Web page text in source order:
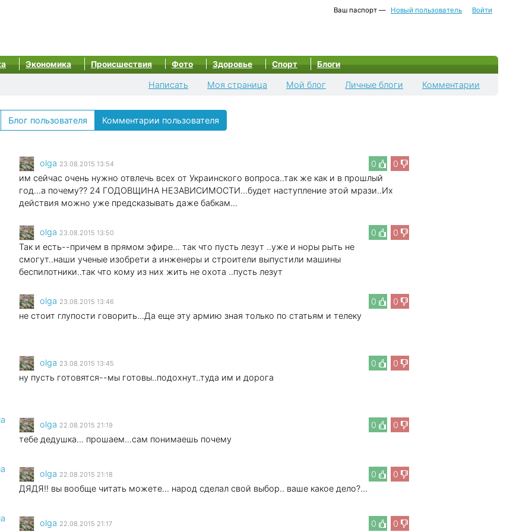
Ваш паспорт — Новый пользователь Войти
Экономика Происшествия Фото Здоровье Спорт Блоги
Написать Моя страница Мой блог Личные блоги Комментарии
Блог пользователя Комментарии пользователя
0 0
olga 23.08.2015 13:54
им сейчас очень нужно отвлечь всех от Украинского вопроса..так же как и в прошлый
год...а почему?? 24 ГОДОВЩИНА НЕЗАВИСИМОСТИ...будет наступление этой мрази..Их
действия можно уже предсказывать даже бабкам...
0 0
olga 23.08.2015 13:50
Так и есть--причем в прямом эфире... так что пусть лезут ..уже и норы рыть не
смогут..наши ученые изобрети а инженеры и строители выпустили машины
беспилотники..так что кому из них жить не охота ..пусть лезут
0 0
olga 23.08.2015 13:46
не стоит глупости говорить...Да еще эту армию зная только по статьям и телеку
0 0
olga 23.08.2015 13:45
ну пусть готовятся--мы готовы..подохнут..туда им и дорога
0 0
olga 22.08.2015 21:19
тебе дедушка... прошаем...сам понимаешь почему
0 0
olga 22.08.2015 21:18
ДЯДЯ!! вы вообще читать можете... народ сделал свой выбор.. ваше какое дело?...
0 0
olga 22.08.2015 21:17